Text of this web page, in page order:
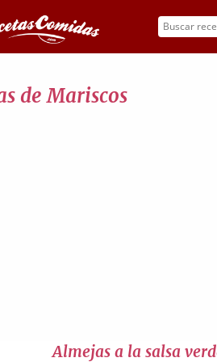
de Mariscos
Almejas a la salsa